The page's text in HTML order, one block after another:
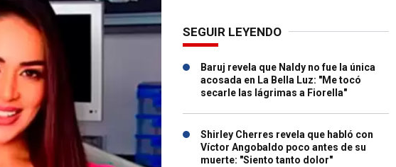
SEGUIR LEYENDO
Baruj revela que Naldy no fue la única
acosada en La Bella Luz: "Me tocó
secarle las lágrimas a Fiorella"
Shirley Cherres revela que habló con
Víctor Angobaldo poco antes de su
muerte: "Siento tanto dolor"